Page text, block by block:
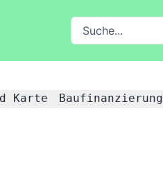
Suche auf FMH.de
Karte Baufinanzierung